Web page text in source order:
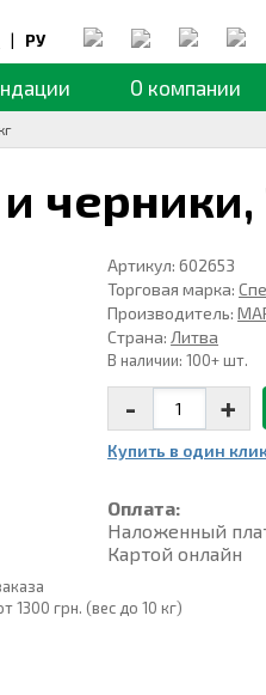
| РУ
О компании
черники,
Артикул: 602653
Торговая марка:
Производитель:
Страна: Литва
В наличии: 100+ шт.
- +
Купить в один
Оплата:
Наложенный
Картой онлайн
1300 грн. (вес до 10 кг)